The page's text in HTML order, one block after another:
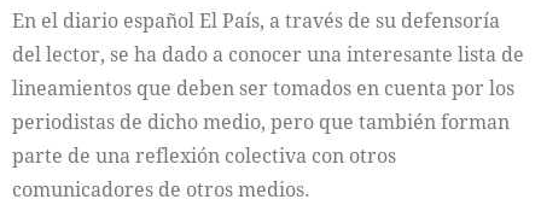
En el diario español El País, a través de su defensoría
del lector, se ha dado a conocer una interesante lista de
lineamientos que deben ser tomados en cuenta por los
periodistas de dicho medio, pero que también forman
parte de una reflexión colectiva con otros
comunicadores de otros medios.